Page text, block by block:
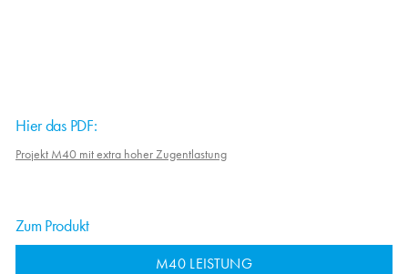
Hier das PDF:
Projekt M40 mit extra hoher Zugentlastung
Zum Produkt
M40 LEISTUNG